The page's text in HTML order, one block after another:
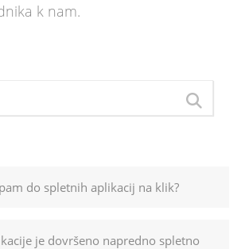
k nam.
do spletnih aplikacij na klik?
je dovršeno napredno spletno